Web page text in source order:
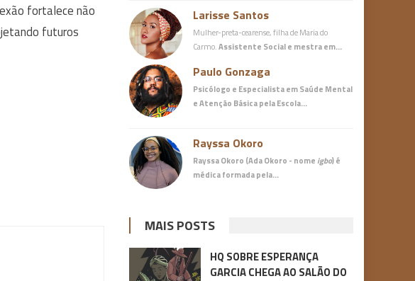
fortalece não
futuros
Larisse Santos
Mulher-preta-cearense, filha de Maria do
Carmo.Assistente Social e mestra em…
Paulo Gonzaga
Psicólogo e Especialista em Saúde Mental
e Atenção Básicapela Escola…
Rayssa Okoro
Rayssa Okoro (Ada Okoro - nome igbo) é
médicaformada pela…
MAIS POSTS
HQ SOBRE ESPERANÇA
GARCIA CHEGA AO SALÃO DO